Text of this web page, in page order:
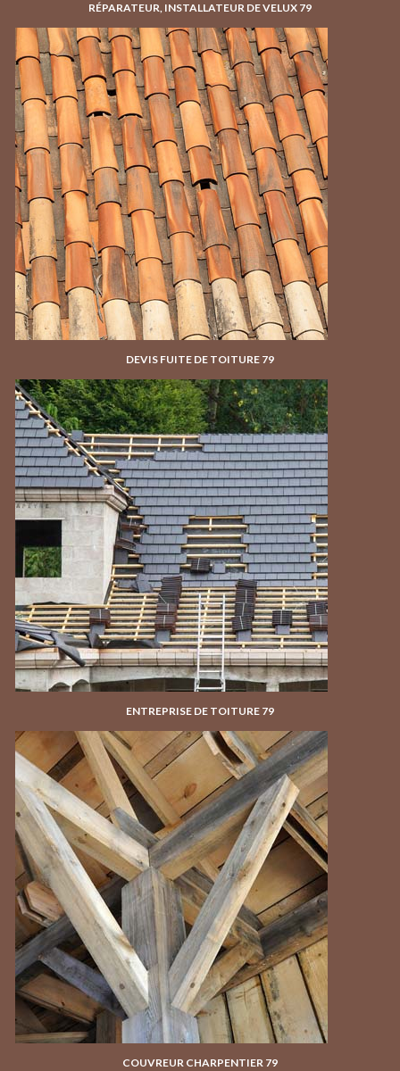
RÉPARATEUR, INSTALLATEUR DE VELUX 79
DEVIS FUITE DE TOITURE 79
ENTREPRISE DE TOITURE 79
COUVREUR CHARPENTIER 79